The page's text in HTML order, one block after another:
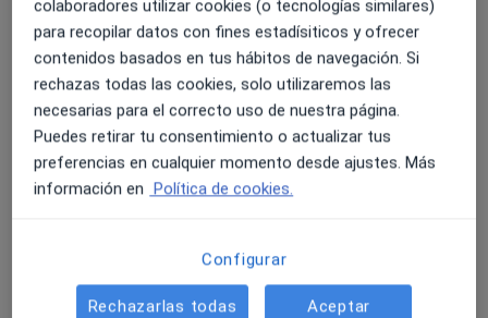
patologías diversas tales como ansiedad, depresión,
adicción, duelo o trauma.
MBSR)
Detalles
Terapia con EMDR
Desde 0 € Detalles
Terapia cognitivo-conductual
Detalles
Terapia basada en Inteligencia Emocional
Detalles
colaboradores utilizar cookies (o tecnologías similares)
para recopilar datos con fines estadísiticos y ofrecer
contenidos basados en tus hábitos de navegación. Si
rechazas todas las cookies, solo utilizaremos las
necesarias para el correcto uso de nuestra página.
Puedes retirar tu consentimiento o actualizar tus
preferencias en cualquier momento desde ajustes. Más
información en Política de cookies.
Configurar
Rechazarlas todas Aceptar